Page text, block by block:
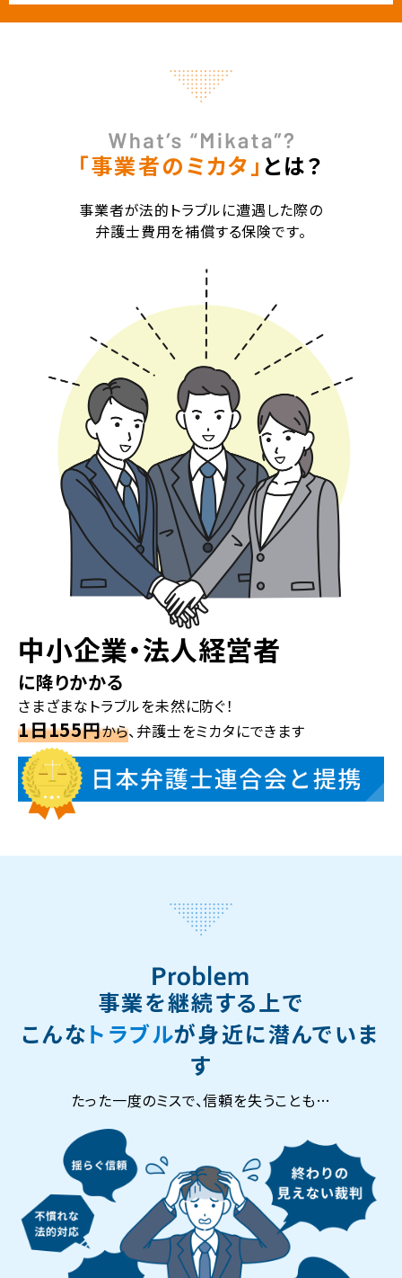
「事業者のミカタ」 とは？
事業者が法的トラブルに遭遇した際の
弁護士費用を補償する保険です。
中小企業・法人経営者
に降りかかる
さまざまなトラブルを未然に防ぐ！
1日155円から、弁護士をミカタにできます
事業を継続する上で
こんなトラブルが身近に潜んでいま
す
たった一度のミスで、信頼を失うことも…